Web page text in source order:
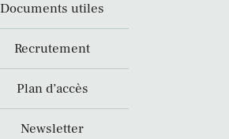
Documents utiles
Recrutement
Plan d’accès
Newsletter